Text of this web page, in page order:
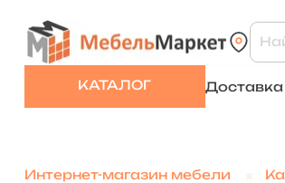
КАТАЛОГ
Интернет-магазин мебели